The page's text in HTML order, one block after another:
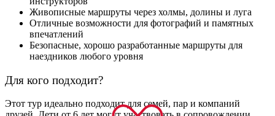
Живописные маршруты через холмы, долины и луга
Отличные возможности для фотографий и памятных
впечатлений
Безопасные, хорошо разработанные маршруты для
наездников любого уровня
Для кого подходит?
Этот тур идеально подходит для семей, пар и компаний